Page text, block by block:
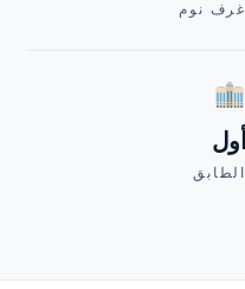
غرف نوم
أول
الطابق